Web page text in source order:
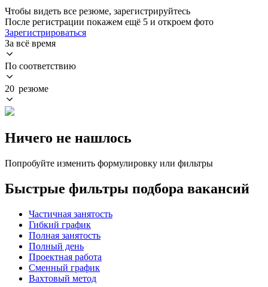
Чтобы видеть все резюме, зарегистрируйтесь
После регистрации покажем ещё 5 и откроем фото
Зарегистрироваться
За всё время
По соответствию
20 резюме
Ничего не нашлось
Попробуйте изменить формулировку или фильтры
Быстрые фильтры подбора вакансий
Частичная занятость
Гибкий график
Полная занятость
Полный день
Проектная работа
Сменный график
Вахтовый метод